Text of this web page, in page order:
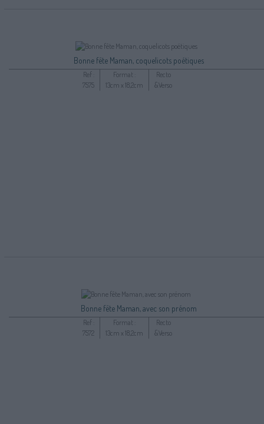
Bonne fête Maman, coquelicots poétiques
Ref :
7575
Format :
13cm x 18,2cm
Recto
&Verso
Bonne fête Maman, avec son prénom
Ref :
7572
Format :
13cm x 18,2cm
Recto
&Verso